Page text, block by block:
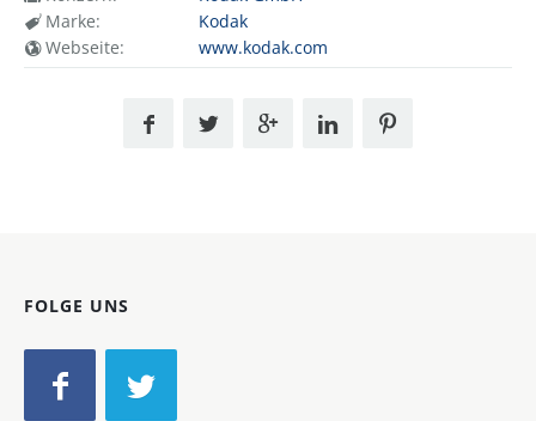
Marke:
Kodak
Webseite:
www.kodak.com
FOLGE UNS